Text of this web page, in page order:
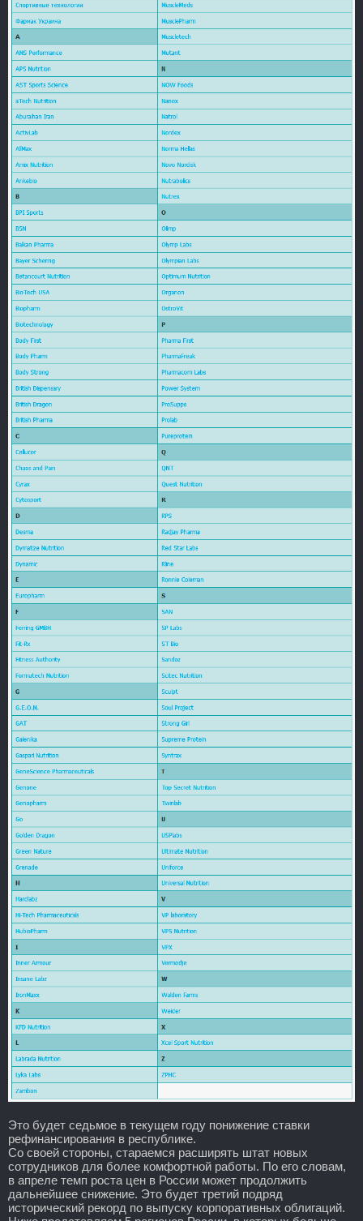
Это будет седьмое в текущем году понижение ставки
рефинансирования в республике.
Со своей стороны, стараемся расширять штат новых
сотрудников для более комфортной работы. По его словам,
в апреле темп роста цен в России может продолжить
дальнейшее снижение. Это будет третий подряд
исторический рекорд по выпуску корпоративных облигаций.